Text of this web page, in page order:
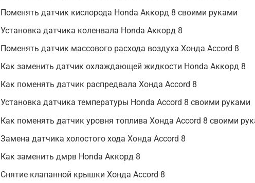
Поменять датчик кислорода Honda Аккорд 8 своими руками
Установка датчика коленвала Honda Аккорд 8
Поменять датчик массового расхода воздуха Хонда Accord 8
Как заменить датчик охлаждающей жидкости Honda Аккорд 8
Как поменять датчик распредвала Хонда Accord 8
Установка датчика температуры Honda Accord 8 своими руками
Как поменять датчик уровня топлива Хонда Accord 8 своими
Замена датчика холостого хода Хонда Accord 8
Как заменить дмрв Honda Аккорд 8
Снятие клапанной крышки Хонда Accord 8